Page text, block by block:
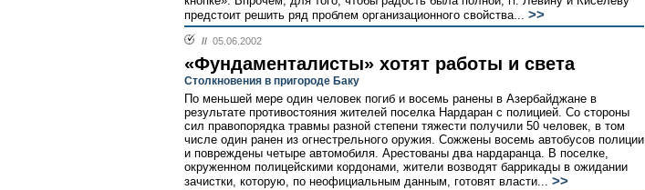
предстоит решить ряд проблем организационного свойства... >>
// 05.06.2002
«Фундаменталисты» хотят работы и света
Столкновения в пригороде Баку
По меньшей мере один человек погиб и восемь ранены в Азербайджане в
результате противостояния жителей поселка Нардаран с полицией. Со стороны
сил правопорядка травмы разной степени тяжести получили 50 человек, в том
числе один ранен из огнестрельного оружия. Сожжены восемь автобусов полиции
и повреждены четыре автомобиля. Арестованы два нардаранца. В поселке,
окруженном полицейскими кордонами, жители возводят баррикады в ожидании
зачистки, которую, по неофициальным данным, готовят власти... >>